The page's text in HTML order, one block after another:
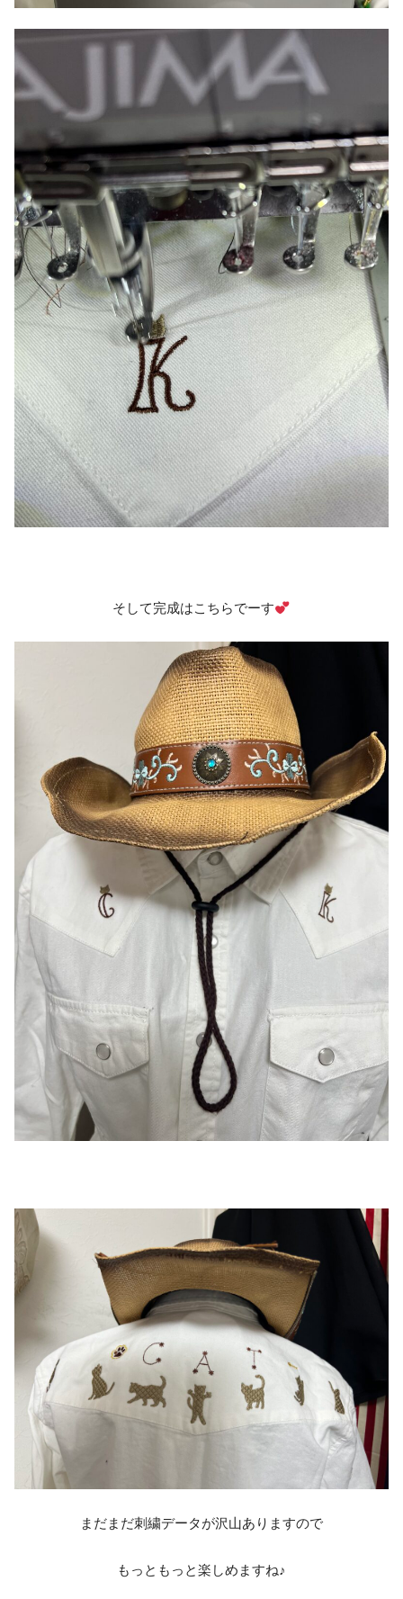
そして完成はこちらでーす
まだまだ刺繍データが沢山ありますので
もっともっと楽しめますね♪